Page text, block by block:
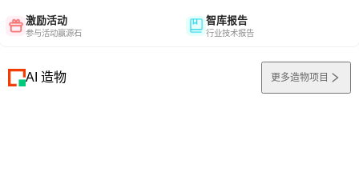
激励活动
参与活动赢源石
智库报告
行业技术报告
AI 造物 更多造物项目